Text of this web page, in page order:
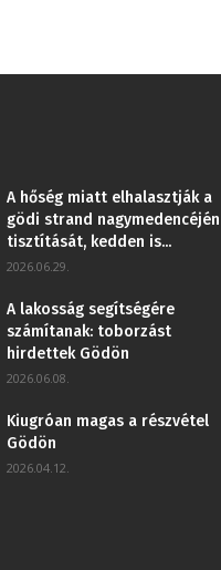
A hőség miatt elhalasztják a
gödi strand
tisztítását, kedden is...
2026.06.29.
A lakosság segítségére
számítanak: toborzást
hirdettek Gödön
2026.06.08.
Kiugróan magas a részvétel
Gödön
2026.04.12.